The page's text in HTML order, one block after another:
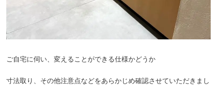
ご自宅に伺い、変えることができる仕様かどうか
寸法取り、その他注意点などをあらかじめ確認させていただきまし